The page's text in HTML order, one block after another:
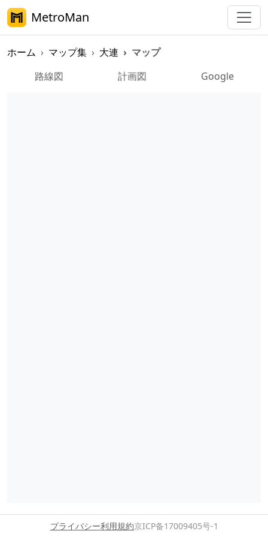
MetroMan
ホーム マップ集 大連 マップ
大連メトロマップ
路線図 計画図 Google
プライバシー利用規約京ICP备17009405号-1